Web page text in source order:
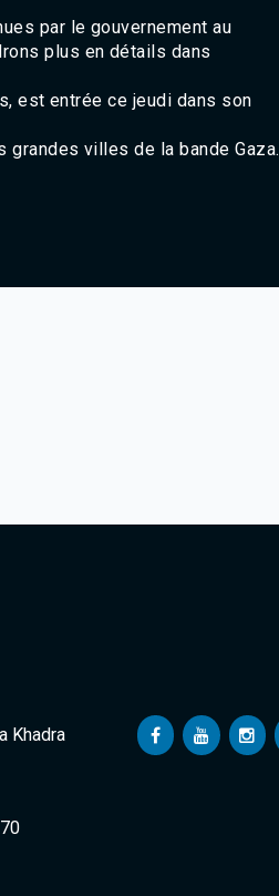
El Jadida 97.3
Settat 104,6
Essaouira 96.6
Taza 103.0
Tan-Tan 95.2
par le gouvernement au
plus en détails dans
est entrée ce jeudi dans son
grandes villes de la bande Gaza.
Khadra